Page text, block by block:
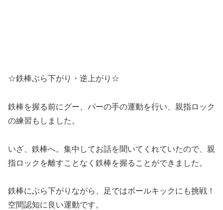
☆鉄棒ぶら下がり・逆上がり☆
鉄棒を握る前にグー、パーの手の運動を行い、親指ロック
の練習もしました。
いざ、鉄棒へ。集中してお話を聞いてくれていたので、親
指ロックを離すことなく鉄棒を握ることができました。
鉄棒にぶら下がりながら、足ではボールキックにも挑戦！
空間認知に良い運動です。